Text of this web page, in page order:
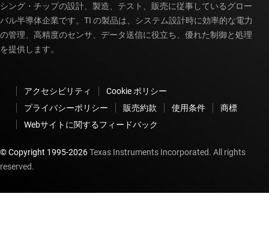
シング・チップの設計、製造、テスト、販売に従事しているグロー
バル半導体企業です。TI の製品は、システム設計時に効率的な電力
の管理、高精度のセンサ、データ送信に役立ち、優れた制御と処理
を提供します。
アクセシビリティ
Cookie ポリシー
プライバシーポリシー
販売約款 使用条件
商標
Webサイトに関するフィードバック
© Copyright 1995-2026Texas Instruments Incorporated. All rights
reserved.